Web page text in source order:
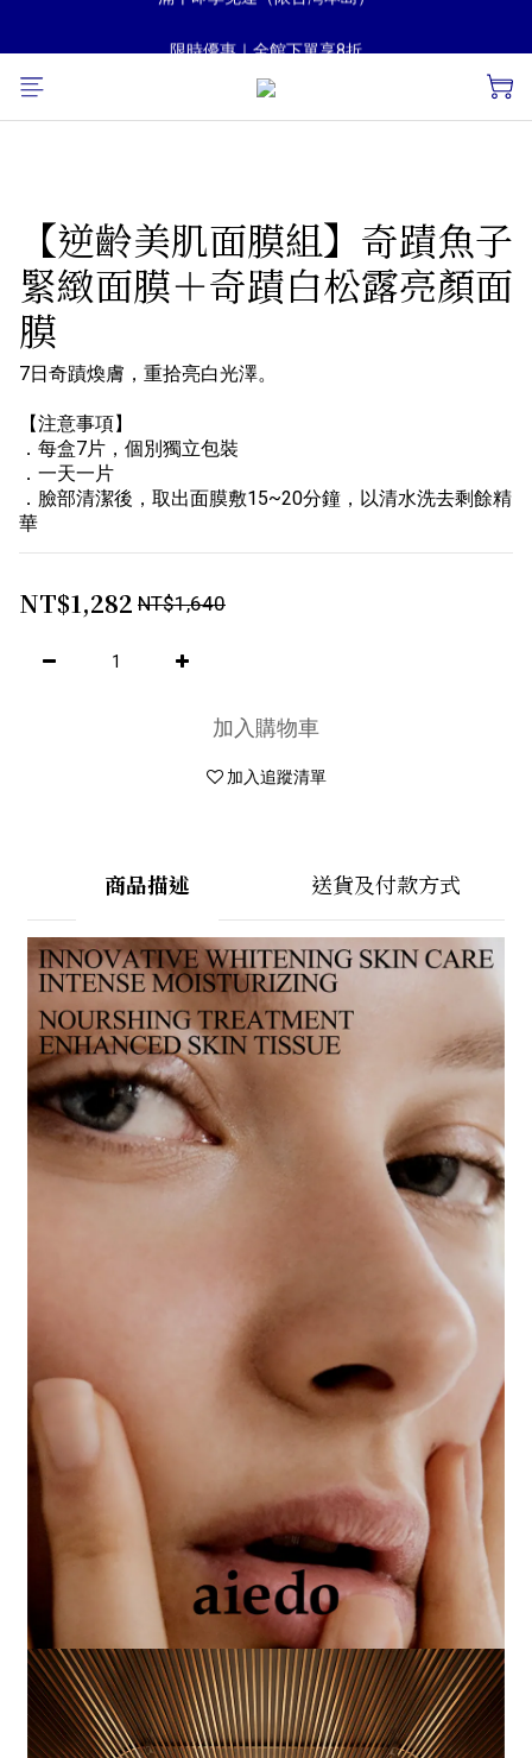
滿千即享免運（限台灣本島）
【逆齡美肌面膜組】奇蹟魚子
緊緻面膜＋奇蹟白松露亮顏面
膜
7日奇蹟煥膚，重拾亮白光澤。
【注意事項】
．每盒7片，個別獨立包裝
．一天一片
．臉部清潔後，取出面膜敷15~20分鐘，以清水洗去剩餘精
華
NT$1,282 NT$1,640
加入購物車
加入追蹤清單
商品描述 送貨及付款方式